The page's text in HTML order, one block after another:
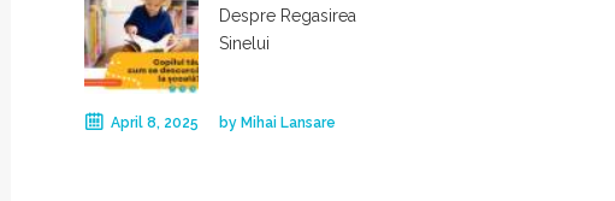
Despre Regasirea
Sinelui
April 8, 2025 by Mihai Lansare